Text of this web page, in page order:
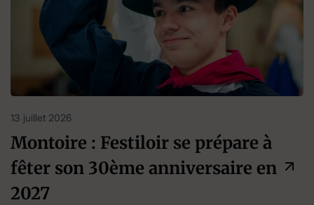
13 juillet 2026
Montoire : Festiloir se prépare à
fêter son 30ème anniversaire en
2027